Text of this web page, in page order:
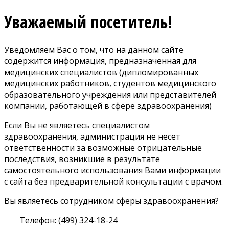
Уважаемый посетитель!
Уведомляем Вас о том, что на данном сайте
содержится информация, предназначенная для
медицинских специалистов (дипломированных
медицинских работников, студентов медицинского
образовательного учреждения или представителей
компании, работающей в сфере здравоохранения)
Если Вы не являетесь специалистом
здравоохранения, администрация не несет
ответственности за возможные отрицательные
последствия, возникшие в результате
самостоятельного использования Вами информации
с сайта без предварительной консультации с врачом.
Вы являетесь сотрудником сферы здравоохранения?
Телефон: (499) 324-18-24